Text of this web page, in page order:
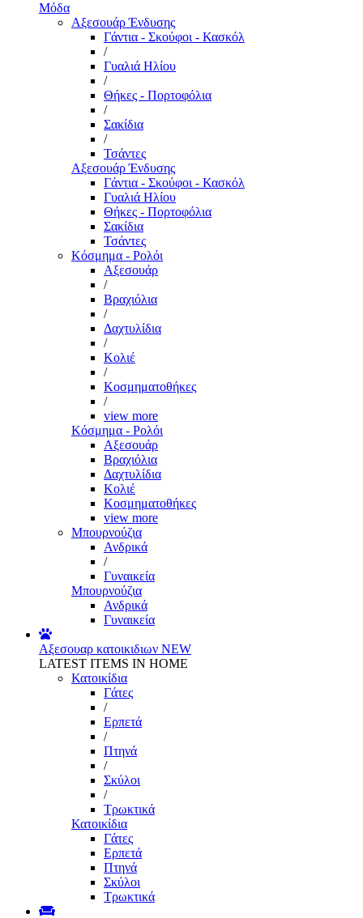
Μόδα
Αξεσουάρ Ένδυσης
Γάντια - Σκούφοι - Κασκόλ
/
Γυαλιά Ηλίου
/
Θήκες - Πορτοφόλια
/
Σακίδια
/
Τσάντες
Αξεσουάρ Ένδυσης
Γάντια - Σκούφοι - Κασκόλ
Γυαλιά Ηλίου
Θήκες - Πορτοφόλια
Σακίδια
Τσάντες
Κόσμημα - Ρολόι
Αξεσουάρ
/
Βραχιόλια
/
Δαχτυλίδια
/
Κολιέ
/
Κοσμηματοθήκες
/
view more
Κόσμημα - Ρολόι
Αξεσουάρ
Βραχιόλια
Δαχτυλίδια
Κολιέ
Κοσμηματοθήκες
view more
Μπουρνούζια
Ανδρικά
/
Γυναικεία
Μπουρνούζια
Ανδρικά
Γυναικεία
Αξεσουαρ κατοικιδιων NEW
LATEST ITEMS IN HOME
Κατοικίδια
Γάτες
/
Ερπετά
/
Πτηνά
/
Σκύλοι
/
Τρωκτικά
Κατοικίδια
Γάτες
Ερπετά
Πτηνά
Σκύλοι
Τρωκτικά